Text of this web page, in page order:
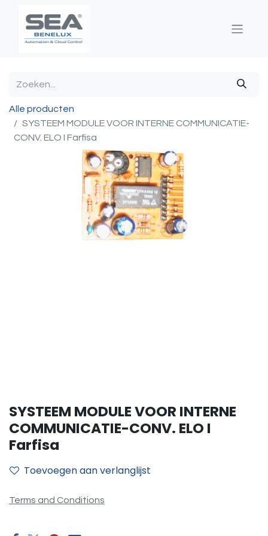
Alle producten
SYSTEEM MODULE VOOR INTERNE COMMUNICATIE-
CONV. ELO I Farfisa
SYSTEEM MODULE VOOR INTERNE
COMMUNICATIE-CONV. ELO I
Farfisa
Toevoegen aan verlanglijst
Terms and Conditions